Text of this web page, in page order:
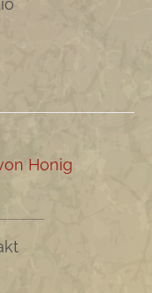
Honig